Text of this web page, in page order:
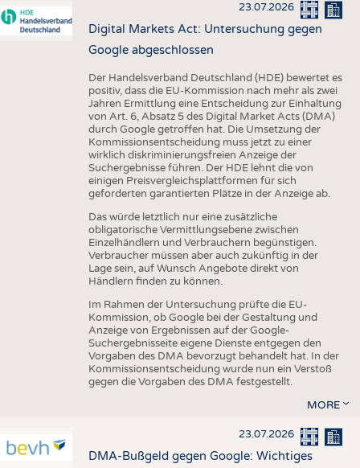
23.07.2026
Digital Markets Act: Untersuchung gegen
Google abgeschlossen
Der Handelsverband Deutschland (HDE) bewertet es
positiv, dass die EU-Kommission nach mehr als zwei
Jahren Ermittlung eine Entscheidung zur Einhaltung
von Art. 6, Absatz 5 des Digital Market Acts (DMA)
durch Google getroffen hat. Die Umsetzung der
Kommissionsentscheidung muss jetzt zu einer
wirklich diskriminierungsfreien Anzeige der
Suchergebnisse führen. Der HDE lehnt die von
einigen Preisvergleichsplattformen für sich
geforderten garantierten Plätze in der Anzeige ab.
Das würde letztlich nur eine zusätzliche
obligatorische Vermittlungsebene zwischen
Einzelhändlern und Verbrauchern begünstigen.
Verbraucher müssen aber auch zukünftig in der
Lage sein, auf Wunsch Angebote direkt von
Händlern finden zu können.
Im Rahmen der Untersuchung prüfte die EU-
Kommission, ob Google bei der Gestaltung und
Anzeige von Ergebnissen auf der Google-
Suchergebnisseite eigene Dienste entgegen den
Vorgaben des DMA bevorzugt behandelt hat. In der
Kommissionsentscheidung wurde nun ein Verstoß
gegen die Vorgaben des DMA festgestellt.
MORE
23.07.2026
DMA-Bußgeld gegen Google: Wichtiges